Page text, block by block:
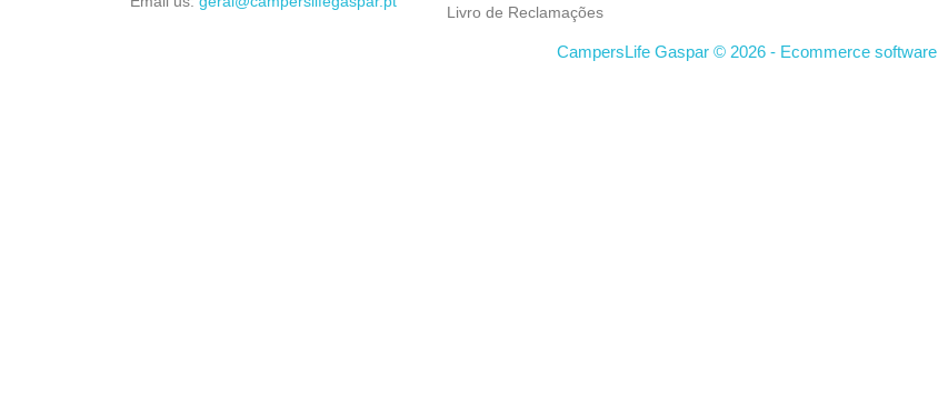
Livro de Reclamações
CampersLife Gaspar © 2026 - Ecommerce software